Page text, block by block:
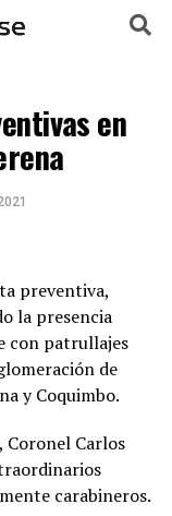
en
preventiva,
la presencia
con patrullajes
de
y Coquimbo.
Coronel Carlos
carabineros.